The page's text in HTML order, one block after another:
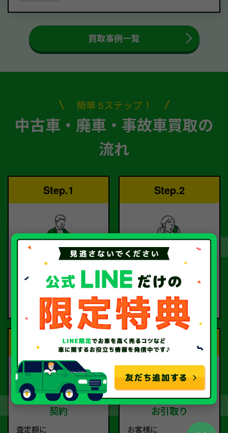
買取事例一覧
簡単 5ステップ！
中古車・廃車・事故車買取の
流れ
Step.1
ご依頼
お電話または査定フォー
ご依頼ください。
Step.2
査定
査定のプロが
お電話で回答いたしま
す。
Step.3
契約
査定額に
Step.4
お引取り
お客様に